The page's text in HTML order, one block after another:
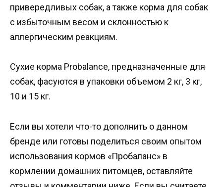
привередливых собак, а также корма для собак
с избыточным весом и склонностью к
аллергическим реакциям.
Сухие корма Probalance, предназначенные для
собак, фасуются в упаковки объемом 2 кг, 3 кг,
10 и 15 кг.
Если вы хотели что-то дополнить о данном
бренде или готовы поделиться своим опытом
использования кормов «Пробаланс» в
кормлении домашних питомцев, оставляйте